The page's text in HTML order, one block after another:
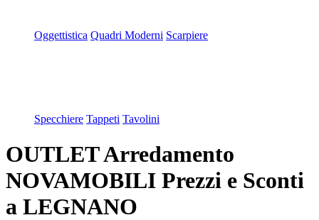
Oggettistica Quadri Moderni Scarpiere
Specchiere Tappeti Tavolini
OUTLET Arredamento
NOVAMOBILI Prezzi e Sconti
a LEGNANO